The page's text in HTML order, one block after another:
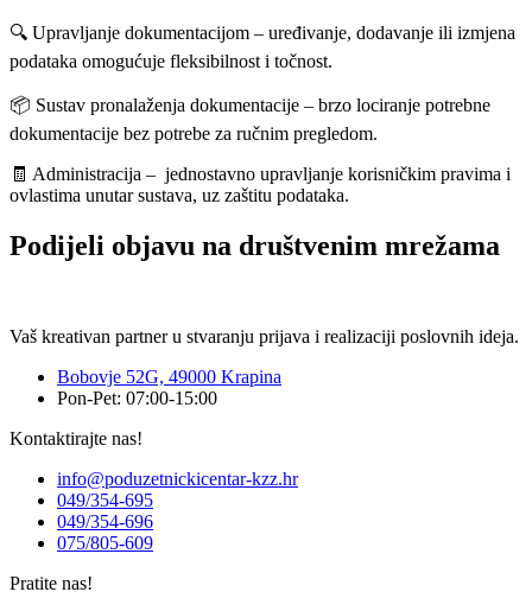
🔍 Upravljanje dokumentacijom – uređivanje, dodavanje ili izmjena
podataka omogućuje fleksibilnost i točnost.
📦 Sustav pronalaženja dokumentacije – brzo lociranje potrebne
dokumentacije bez potrebe za ručnim pregledom.
🧾 Administracija – jednostavno upravljanje korisničkim pravima i
ovlastima unutar sustava, uz zaštitu podataka.
Podijeli objavu na društvenim mrežama
Vaš kreativan partner u stvaranju prijava i realizaciji poslovnih ideja.
Bobovje 52G, 49000 Krapina
Pon-Pet: 07:00-15:00
Kontaktirajte nas!
info@poduzetnickicentar-kzz.hr
049/354-695
049/354-696
075/805-609
Pratite nas!